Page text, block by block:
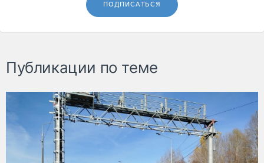
ПОДПИСАТЬСЯ
Публикации по теме